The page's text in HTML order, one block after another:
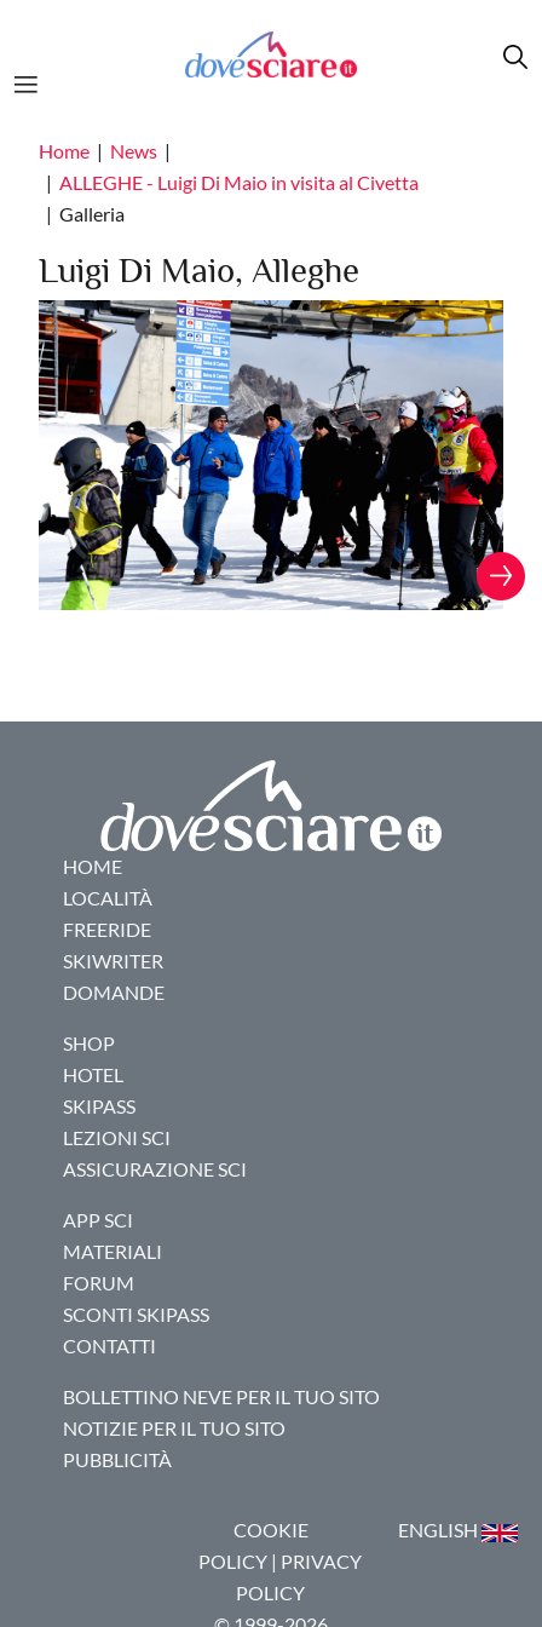
Home
News
ALLEGHE - Luigi Di Maio in visita al Civetta
Galleria
Luigi Di Maio, Alleghe
HOME
LOCALITÀ
FREERIDE
SKIWRITER
DOMANDE
SHOP
HOTEL
SKIPASS
LEZIONI SCI
ASSICURAZIONE SCI
APP SCI
MATERIALI
FORUM
SCONTI SKIPASS
CONTATTI
BOLLETTINO NEVE PER IL TUO SITO
NOTIZIE PER IL TUO SITO
PUBBLICITÀ
COOKIE
POLICY| PRIVACY
POLICY
ENGLISH